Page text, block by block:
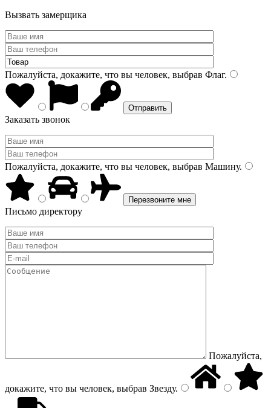
Вызвать замерщика
Пожалуйста, докажите, что вы человек, выбрав Флаг.
Заказать звонок
Пожалуйста, докажите, что вы человек, выбрав Машину.
Письмо директору
Пожалуйста,
докажите, что вы человек, выбрав Звезду.